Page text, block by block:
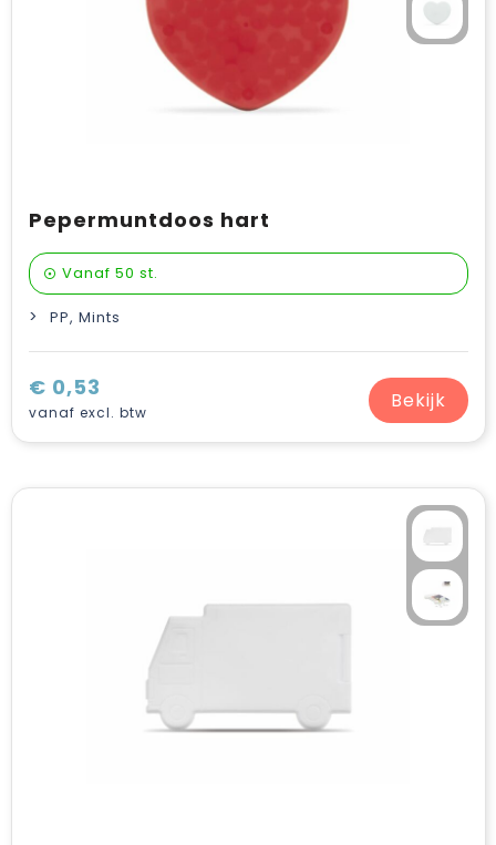
Pepermuntdoos hart
Vanaf 50 st.
PP, Mints
€ 0,53
vanaf excl. btw Bekijk